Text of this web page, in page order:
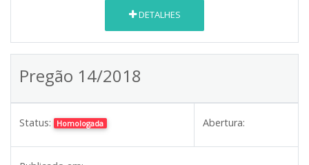
DETALHES
Pregão 14/2018
Status: Homologada Abertura: